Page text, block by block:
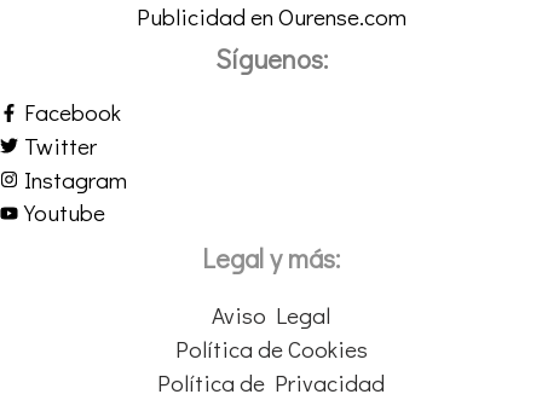
Publicidad en Ourense.com
Síguenos:
Facebook
Twitter
Instagram
Youtube
Legal y más:
Aviso Legal
Política de Cookies
Política de Privacidad